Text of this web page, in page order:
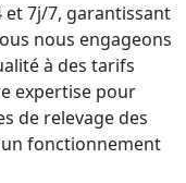
et 7j/7, garantissant
nous engageons
à des tarifs
expertise pour
de relevage des
un fonctionnement